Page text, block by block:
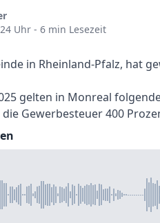
Uhr - 6 min Lesezeit
in Rheinland-Pfalz, hat
gelten in Monreal
Gewerbesteuer 400